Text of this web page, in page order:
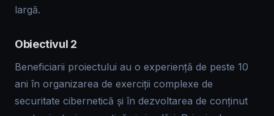
largă.
Obiectivul 2
Beneficiarii proiectului au o experiență de peste 10
ani în organizarea de exerciții complexe de
securitate cibernetică și în dezvoltarea de conținut